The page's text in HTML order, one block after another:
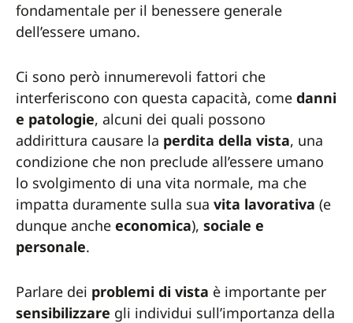
fondamentale per il benessere generale
dell’essere umano.
Ci sono però innumerevoli fattori che
interferiscono con questa capacità, come danni
e patologie, alcuni dei quali possono
addirittura causare la perdita della vista, una
condizione che non preclude all’essere umano
lo svolgimento di una vita normale, ma che
impatta duramente sulla sua vita lavorativa (e
dunque anche economica), sociale e
personale.
Parlare dei problemi di vista è importante per
sensibilizzare gli individui sull’importanza della